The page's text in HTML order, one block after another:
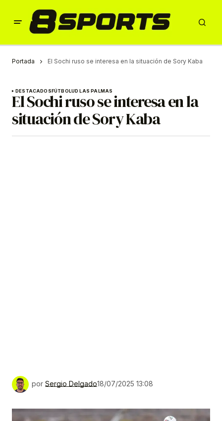
Portada El Sochi ruso se interesa en la situación de Sory Kaba
DESTACADOSFÚTBOLUD LAS PALMAS
El Sochi ruso se interesa en la
situación de Sory Kaba
por Sergio Delgado18/07/2025 13:08